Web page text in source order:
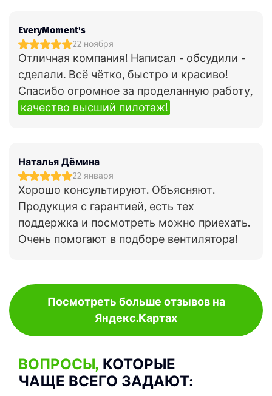
EveryMoment's
22 ноября
Отличная компания! Написал - обсудили -
сделали. Всё чётко, быстро и красиво!
Спасибо огромное за проделанную работу,
качество высший пилотаж!
Наталья Дёмина
22 января
Хорошо консультируют. Объясняют.
Продукция с гарантией, есть тех
поддержка и посмотреть можно приехать.
Очень помогают в подборе вентилятора!
Посмотреть больше отзывов на
Яндекс.Картах
ВОПРОСЫ, КОТОРЫЕ
ЧАЩЕ ВСЕГО ЗАДАЮТ: